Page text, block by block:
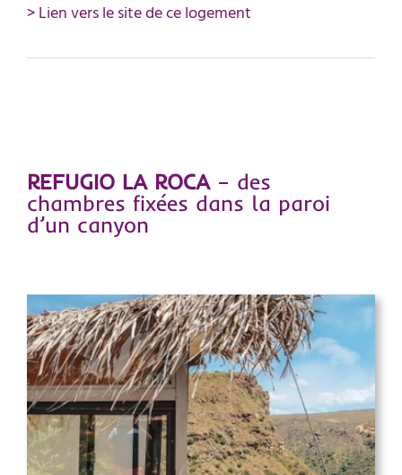
> Lien vers le site de ce logement
REFUGIO LA ROCA– des
chambres fixées dans la paroi
d’un canyon